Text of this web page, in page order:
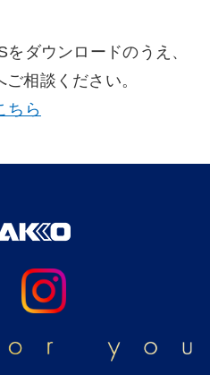
ダウンロードのうえ、
相談ください。
ちら